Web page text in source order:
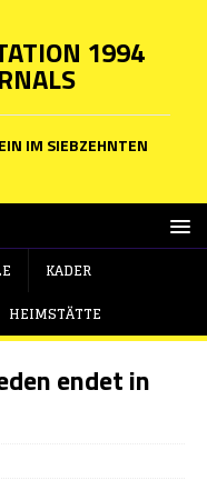
1994
IM SIEBZEHNTEN
KADER
HEIMSTÄTTE
endet in